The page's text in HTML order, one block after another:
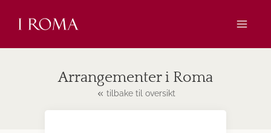
Arrangementer i Roma
tilbake til oversikt